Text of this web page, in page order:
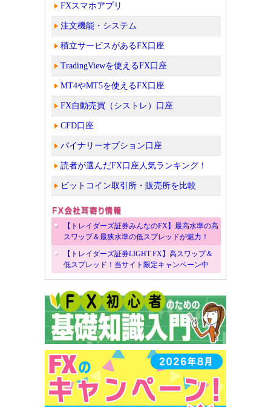
FXスマホアプリ
注文機能・システム
積立サービスがあるFX口座
TradingViewを使えるFX口座
MT4やMT5を使えるFX口座
FX自動売買（シストレ）口座
CFD口座
バイナリーオプション口座
読者が選んだFX口座人気ランキング！
ビットコイン取引所・販売所を比較
【トレイダーズ証券みんなのFX】最高水準の高
スワップ＆最狭水準の低スプレッドが魅力！
【トレイダーズ証券LIGHT FX】高スワップ＆
低スプレッド！当サイト限定キャンペーン中